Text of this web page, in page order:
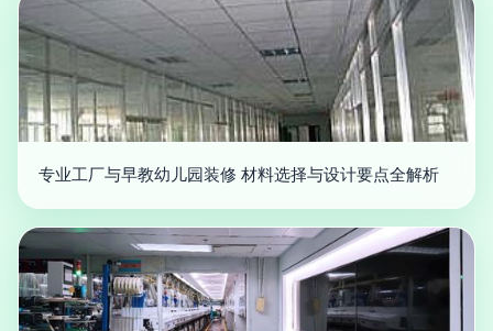
专业工厂与早教幼儿园装修 材料选择与设计要点全解析